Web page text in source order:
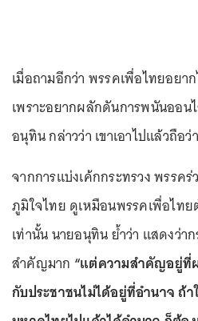
เมื่อถามอีกว่า พรรคเพื่อไทยอยา
เพราะอยากผลักดันการพนันออน
อนุทิน กล่าวว่า เขาเอาไปแล้วถือ
จากการแบ่งเค้กกระทรวง พรรค
ภูมิใจไทย ดูเหมือนพรรคเพื่อไท
เท่านั้น นายอนุทิน ย้ำว่า แสดงว่า
สำคัญมาก “แต่ความสำคัญอยู่ที่
กับประชาชนไม่ได้อยู่ที่อำนาจ ถ้